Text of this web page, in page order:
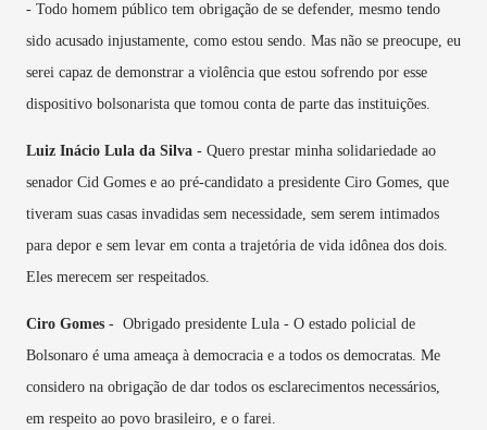
- Todo homem público tem obrigação de se defender, mesmo tendo
sido acusado injustamente, como estou sendo. Mas não se preocupe, eu
serei capaz de demonstrar a violência que estou sofrendo por esse
dispositivo bolsonarista que tomou conta de parte das instituições.
Luiz Inácio Lula da Silva - Quero prestar minha solidariedade ao
senador Cid Gomes e ao pré-candidato a presidente Ciro Gomes, que
tiveram suas casas invadidas sem necessidade, sem serem intimados
para depor e sem levar em conta a trajetória de vida idônea dos dois.
Eles merecem ser respeitados.
Ciro Gomes - Obrigado presidente Lula - O estado policial de
Bolsonaro é uma ameaça à democracia e a todos os democratas. Me
considero na obrigação de dar todos os esclarecimentos necessários,
em respeito ao povo brasileiro, e o farei.